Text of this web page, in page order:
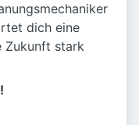
dich eine
Zukunft stark